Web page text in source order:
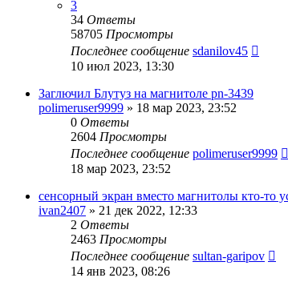
3
34 Ответы
58705 Просмотры
Последнее сообщение sdanilov45
10 июл 2023, 13:30
Заглючил Блутуз на магнитоле pn-3439
polimeruser9999 » 18 мар 2023, 23:52
0 Ответы
2604 Просмотры
Последнее сообщение polimeruser9999
18 мар 2023, 23:52
сенсорный экран вместо магнитолы кто-то
ivan2407 » 21 дек 2022, 12:33
2 Ответы
2463 Просмотры
Последнее сообщение sultan-garipov
14 янв 2023, 08:26